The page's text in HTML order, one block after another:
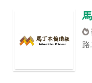
路